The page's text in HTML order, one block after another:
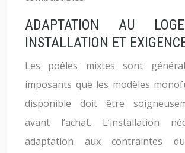
ADAPTATION AU
INSTALLATION ET
Les poêles mixtes sont
imposants que les modèles
disponible doit être
avant l’achat. L’installation
adaptation aux contraintes